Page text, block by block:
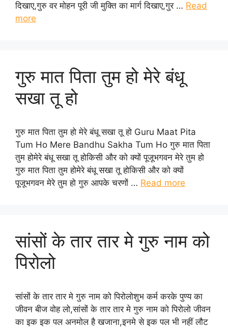
दिखाए,गुरु वर मोहन पूरी जी मुक्ति का मार्ग दिखाए,गुर … Read
more
गुरु मात पिता तुम हो मेरे बंधू
सखा तू हो
गुरु मात पिता तुम हो मेरे बंधू सखा तू हो Guru Maat Pita
Tum Ho Mere Bandhu Sakha Tum Ho गुरु मात पिता
तुम होमेरे बंधू सखा तू होकिसी और को क्यों पूजूभगवन मेरे तुम हो
गुरु मात पिता तुम होमेरे बंधू सखा तू होकिसी और को क्यों
पूजूभगवन मेरे तुम हो गुरु आपके चरणों … Read more
सांसों के तार तार मे गुरु नाम को
पिरोलो
सांसों के तार तार मे गुरु नाम को पिरोलोशुभ कर्म करके पुण्य का
जीवन बीज वोह लो,सांसों के तार तार मे गुरु नाम को पिरोलो जीवन
का इक इक पल अनमोल है खजाना,इनमे से इक पल भी नहीं लौट